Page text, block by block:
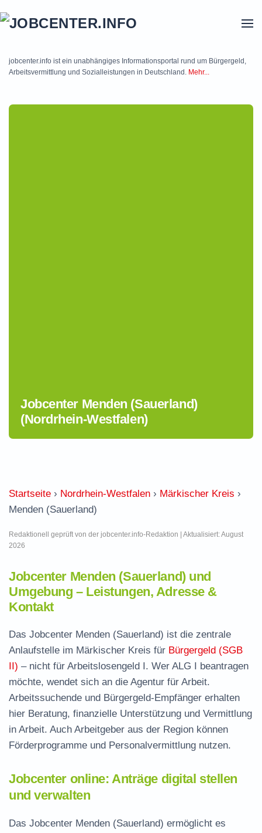
jobcenter.info ist ein unabhängiges Informationsportal rund um Bürgergeld,
Arbeitsvermittlung und Sozialleistungen in Deutschland. Mehr...
Jobcenter Menden (Sauerland)
(Nordrhein-Westfalen)
Startseite › Nordrhein-Westfalen › Märkischer Kreis ›
Menden (Sauerland)
Redaktionell geprüft von der jobcenter.info-Redaktion | Aktualisiert: August
2026
Jobcenter Menden (Sauerland) und
Umgebung – Leistungen, Adresse &
Kontakt
Das Jobcenter Menden (Sauerland) ist die zentrale
Anlaufstelle im Märkischer Kreis für Bürgergeld (SGB
II) – nicht für Arbeitslosengeld I. Wer ALG I beantragen
möchte, wendet sich an die Agentur für Arbeit.
Arbeitssuchende und Bürgergeld-Empfänger erhalten
hier Beratung, finanzielle Unterstützung und Vermittlung
in Arbeit. Auch Arbeitgeber aus der Region können
Förderprogramme und Personalvermittlung nutzen.
Jobcenter online: Anträge digital stellen
und verwalten
Das Jobcenter Menden (Sauerland) ermöglicht es